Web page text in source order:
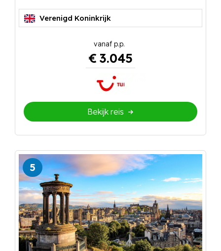
Verenigd Koninkrijk
€ 3.045
Bekijk reis
5